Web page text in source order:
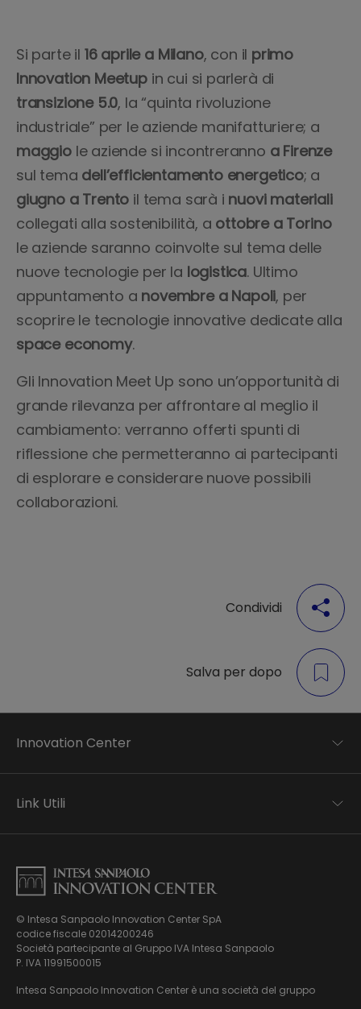
Si parte il 16 aprile a Milano, con il primo
Innovation Meetupin cui si parlerà di
transizione 5.0, la “quinta rivoluzione
industriale” per le aziende manifatturiere; a
maggio le aziende si incontreranno a Firenze
sul tema dell’efficientamento energetico; a
giugno a Trento il tema sarà i nuovi materiali
collegati alla sostenibilità, a ottobre a Torino
le aziende saranno coinvolte sul tema delle
nuove tecnologie per la logistica. Ultimo
appuntamento a novembre a Napoli, per
scoprire le tecnologie innovative dedicate alla
space economy.
Gli Innovation Meet Up sono un’opportunità di
grande rilevanza per affrontare al meglio il
cambiamento: verranno offerti spunti di
riflessione che permetteranno ai partecipanti
di esplorare e considerare nuove possibili
collaborazioni.
Condividi
Salva per dopo
© Intesa Sanpaolo Innovation Center SpA
codice fiscale 02014200246
Società partecipante al Gruppo IVA Intesa Sanpaolo
P. IVA 11991500015
Intesa Sanpaolo Innovation Center è una società del gruppo
Innovation Center
Applied research
Business transformation
Chi siamo
News ed Eventi
Podcast
Virtual Tour
Link Utili
Informativa Privacy
Informativa Privacy Careers
Privacy e Cookie Policy
Mappa del sito
Whistleblowing
Modello di gestione, organizzazione e controllo ex Dlgs.